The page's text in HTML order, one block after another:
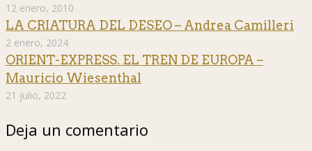
12 enero, 2010
LA CRIATURA DEL DESEO – Andrea Camilleri
2 enero, 2024
ORIENT-EXPRESS. EL TREN DE EUROPA –
Mauricio Wiesenthal
21 julio, 2022
Deja un comentario